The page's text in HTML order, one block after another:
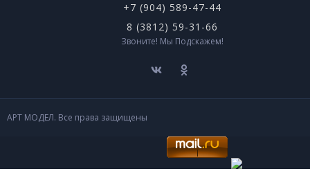
+7 (904) 589-47-44
8 (3812) 59-31-66
Звоните! Мы Подскажем!
АРТ МОДЕЛ. Все права защищены